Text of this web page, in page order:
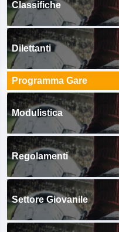
Classifiche
Dilettanti
Programma Gare
Modulistica
Regolamenti
Settore Giovanile